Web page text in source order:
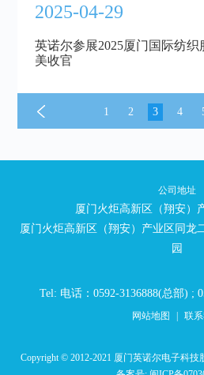
2025-04-29
英诺尔参展2025厦门国际纺
美收官
1 2 3 4
公司地址
厦门火炬高新区（翔安）
厦门火炬高新区（翔安）产业区同龙
园
Tel: 电话：0592-3136888(总部) ;
网站地图 联
Copyright © 2012-2021 厦门英诺尔电子科技